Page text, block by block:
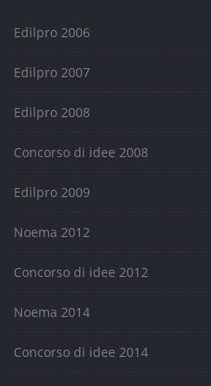
Edilpro 2006
Edilpro 2007
Edilpro 2008
Concorso di idee 2008
Edilpro 2009
Noema 2012
Concorso di idee 2012
Noema 2014
Concorso di idee 2014